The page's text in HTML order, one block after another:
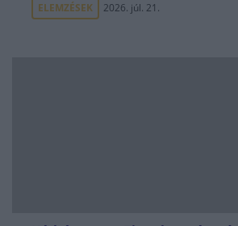
ELEMZÉSEK 2026. júl. 21.